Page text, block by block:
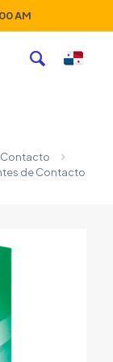
AM
Contacto
de Contacto